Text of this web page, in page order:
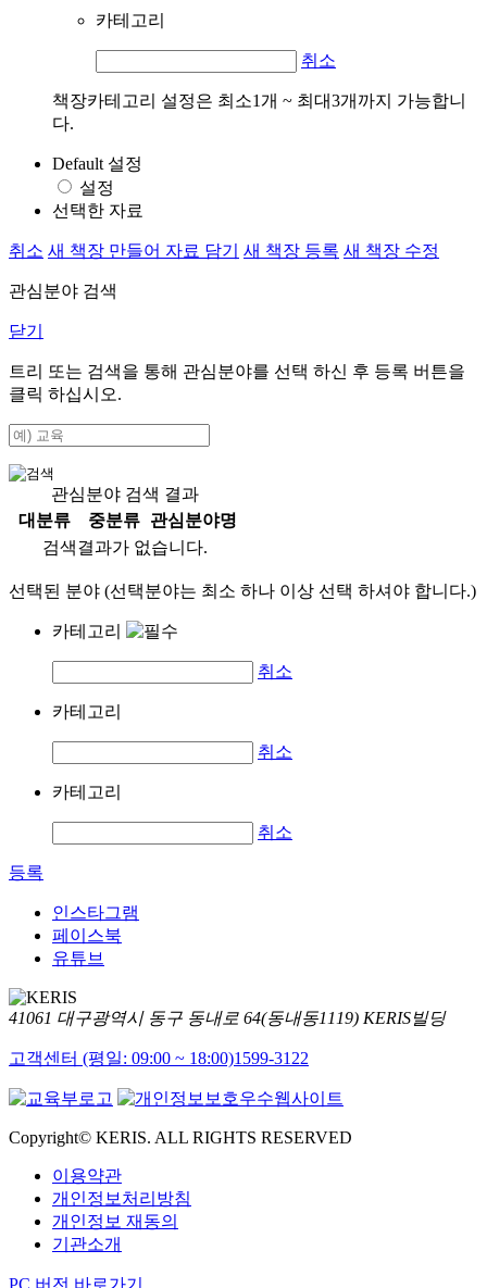
카테고리
취소
책장카테고리 설정은 최소1개 ~ 최대3개까지 가능합니
다.
Default 설정
설정
선택한 자료
취소 새 책장 만들어 자료 담기 새 책장 등록 새 책장 수정
관심분야 검색
닫기
트리 또는 검색을 통해 관심분야를 선택 하신 후 등록 버튼을
클릭 하십시오.
관심분야 검색 결과
대분류
중분류
관심분야명
검색결과가 없습니다.
선택된 분야 (선택분야는 최소 하나 이상 선택 하셔야 합니다.)
카테고리
취소
카테고리
취소
카테고리
취소
등록
인스타그램
페이스북
유튜브
41061 대구광역시 동구 동내로 64(동내동1119) KERIS빌딩
고객센터 (평일: 09:00 ~ 18:00)1599-3122
Copyright© KERIS. ALL RIGHTS RESERVED
이용약관
개인정보처리방침
개인정보 재동의
기관소개